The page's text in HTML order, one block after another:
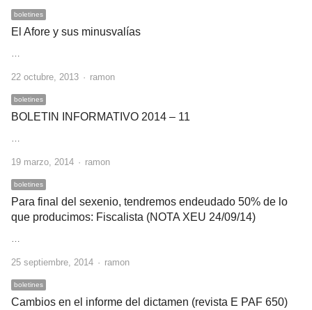
boletines
El Afore y sus minusvalías
22 octubre, 2013 Author
ramon
boletines
BOLETIN INFORMATIVO 2014 – 11
19 marzo, 2014 Author
ramon
boletines
Para final del sexenio, tendremos endeudado 50% de lo
que producimos: Fiscalista (NOTA XEU 24/09/14)
25 septiembre, 2014 Author
ramon
boletines
Cambios en el informe del dictamen (revista E PAF 650)